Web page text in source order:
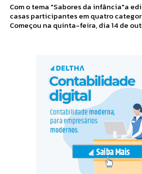
Com o tema "Sabores da infância"a
casas participantes em quatro
Começou na quinta-feira, dia 14 de